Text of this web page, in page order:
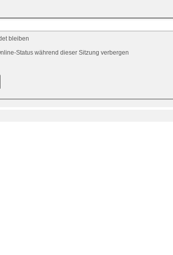
bleiben
Status während dieser Sitzung verbergen